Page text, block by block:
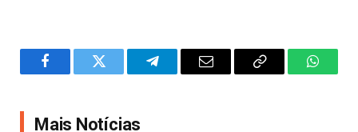
FacebookTwitter TelegramEmail
Copy
Mais Notícias